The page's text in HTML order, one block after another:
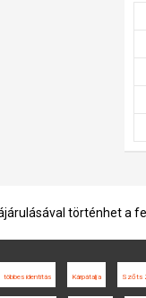
történhet a
többes identitás Kárpátalja Szőts